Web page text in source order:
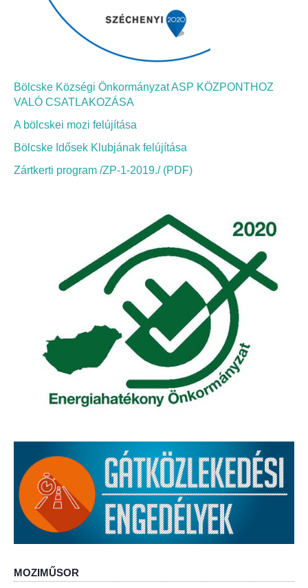
Bölcske Községi Önkormányzat ASP KÖZPONTHOZ
VALÓ CSATLAKOZÁSA
A bölcskei mozi felújítása
Bölcske Idősek Klubjának felújítása
Zártkerti program /ZP-1-2019./ (PDF)
MOZIMŰSOR